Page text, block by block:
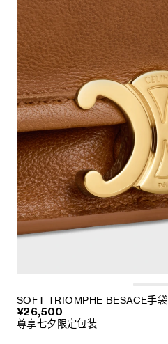
SOFT TRIOMPHE BESACE手袋
¥26,500
尊享七夕限定包装